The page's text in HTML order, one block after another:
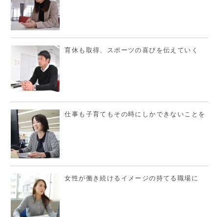
育休も取得、スポーツの喜びを伝えていく
仕事も子育てもその時にしかできないことを
女性が働き続けるイメージの持てる職場に